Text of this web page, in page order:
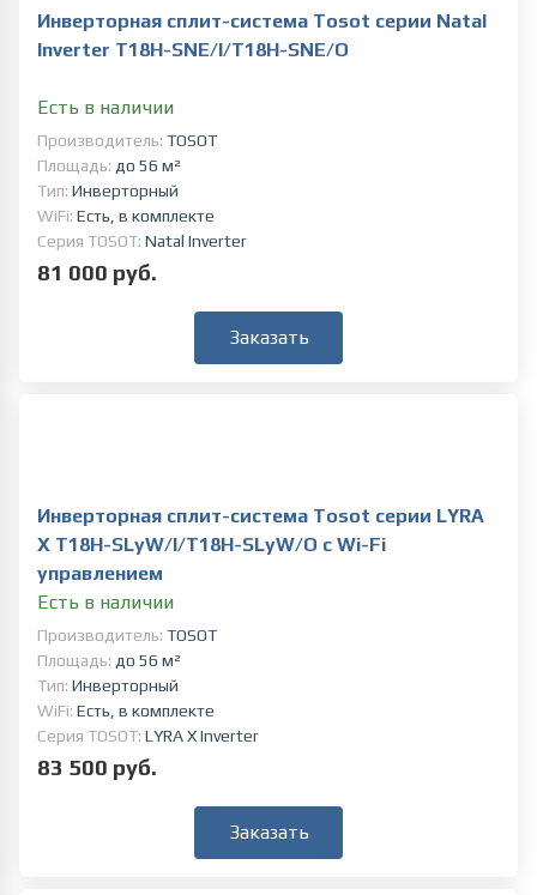
Инверторная сплит-система Tosot серии Natal
Inverter T18H-SNE/I/T18H-SNE/O
Есть в наличии
Производитель: TOSOT
Площадь: до 56 м²
Тип: Инверторный
WiFi: Есть, в комплекте
Серия TOSOT: Natal Inverter
81 000 руб.
Заказать
Инверторная сплит-система Tosot серии LYRA
X T18H-SLyW/I/T18H-SLyW/O c Wi-Fi
управлением
Есть в наличии
Производитель: TOSOT
Площадь: до 56 м²
Тип: Инверторный
WiFi: Есть, в комплекте
Серия TOSOT: LYRA X Inverter
83 500 руб.
Заказать